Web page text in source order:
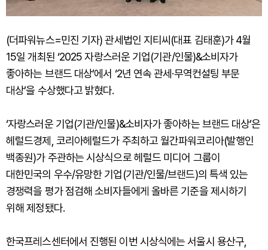
(더파워뉴스=민진 기자) 관세법인 지티씨(대표 김태훈)가 4월
15일 개최된 ‘2025 자랑스러운 기업(기관/인물)&소비자가
좋아하는 브랜드 대상’에서 ‘2년 연속 관세·무역컨설팅 부문
대상’을 수상했다고 밝혔다.
‘자랑스러운 기업(기관/인물)&소비자가 좋아하는 브랜드 대상’은
헤럴드경제, 코리아헤럴드가 주최하고 월간파워코리아(발행인
백종원)가 주관하는 시상식으로 헤럴드 미디어 그룹이
대한민국의 우수/유망한 기업(기관/인물/브랜드)의 특색 있는
경쟁력을 평가 점검해 소비자들에게 올바른 기준을 제시하기
위해 제정됐다.
한국프레스센터에서 진행된 이번 시상식에는 서울시 용산구,